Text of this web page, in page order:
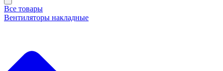
Все товары
Вентиляторы накладные